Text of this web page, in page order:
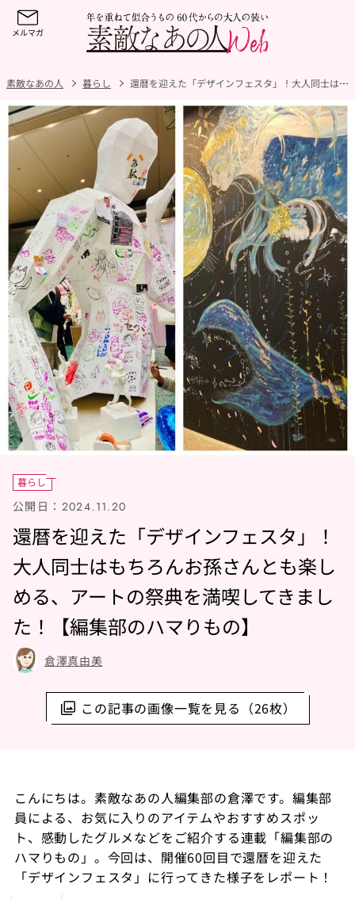
素敵なあの人 暮らし 還暦を迎えた「デザインフェスタ」！大人同士はもちろんお孫さんとも楽しめる、アートの祭典を満喫してきました！【編集部のハマりもの】
この記事の画像一覧を見る（26枚）
暮らし
公開日： 2024.11.20
還暦を迎えた「デザインフェスタ」！
大人同士はもちろんお孫さんとも楽し
める、アートの祭典を満喫してきまし
た！【編集部のハマりもの】
倉澤真由美
こんにちは。素敵なあの人編集部の倉澤です。編集部
員による、お気に入りのアイテムやおすすめスポッ
ト、感動したグルメなどをご紹介する連載「編集部の
ハマりもの」。今回は、開催60回目で還暦を迎えた
「デザインフェスタ」に行ってきた様子をレポート！